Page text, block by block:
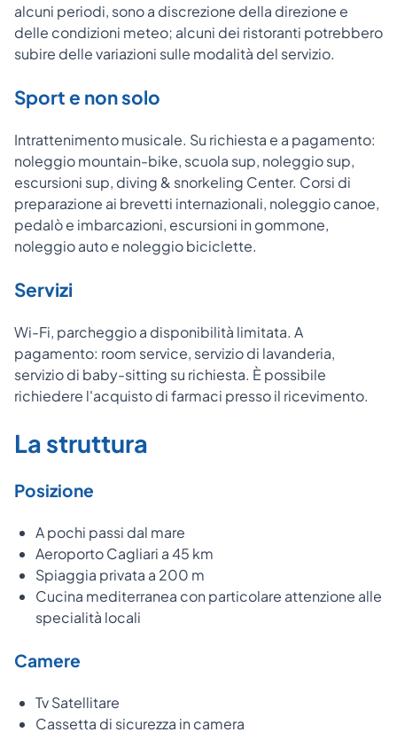
alcuni periodi, sono a discrezione della direzione e
delle condizioni meteo; alcuni dei ristoranti potrebbero
subire delle variazioni sulle modalità del servizio.
Sport e non solo
Intrattenimento musicale. Su richiesta e a pagamento:
noleggio mountain-bike, scuola sup, noleggio sup,
escursioni sup, diving & snorkeling Center. Corsi di
preparazione ai brevetti internazionali, noleggio canoe,
pedalò e imbarcazioni, escursioni in gommone,
noleggio auto e noleggio biciclette.
Servizi
Wi-Fi, parcheggio a disponibilità limitata. A
pagamento: room service, servizio di lavanderia,
servizio di baby-sitting su richiesta. È possibile
richiedere l'acquisto di farmaci presso il ricevimento.
La struttura
Posizione
A pochi passi dal mare
Aeroporto Cagliari a 45 km
Spiaggia privata a 200 m
Cucina mediterranea con particolare attenzione alle
specialità locali
Camere
Tv Satellitare
Cassetta di sicurezza in camera